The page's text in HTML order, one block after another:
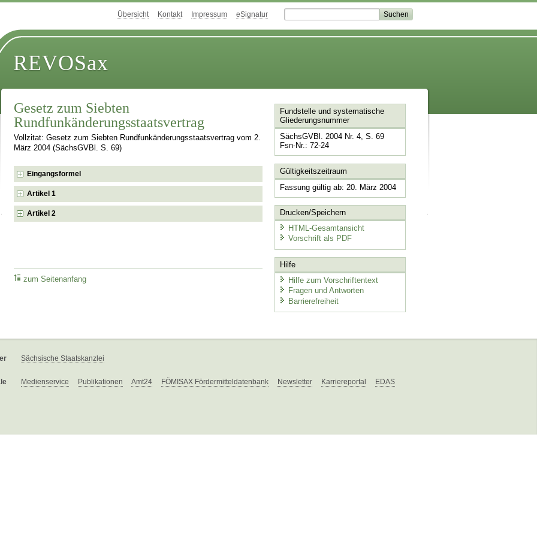
Übersicht Kontakt Impressum eSignatur
REVOSax
Gesetz zum Siebten
Rundfunkänderungsstaatsvertrag
Vollzitat: Gesetz zum Siebten Rundfunkänderungsstaatsvertrag vom 2.
März 2004 (SächsGVBl. S. 69)
Eingangsformel
Artikel 1
Artikel 2
zum Seitenanfang
Fundstelle und systematische
Gliederungsnummer
SächsGVBl. 2004 Nr. 4, S. 69
Fsn-Nr.: 72-24
Gültigkeitszeitraum
Fassung gültig ab: 20. März 2004
Drucken/Speichern
HTML-Gesamtansicht
Vorschrift als PDF
Hilfe
Hilfe zum Vorschriftentext
Fragen und Antworten
Barrierefreiheit
Sächsische Staatskanzlei
Medienservice Publikationen Amt24 FÖMISAX Fördermitteldatenbank Newsletter Karriereportal EDAS